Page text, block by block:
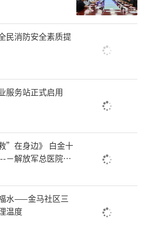
民消防安全素质提
服务站正式启用
”在身边》 白金十
－解放军总医院首
水——金马社区三
温度